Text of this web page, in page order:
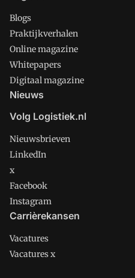
Blogs
Praktijkverhalen
Online magazine
Whitepapers
Digitaal magazine
Nieuws
Volg Logistiek.nl
Nieuwsbrieven
LinkedIn
x
Facebook
Instagram
Carrièrekansen
Vacatures
Vacatures x